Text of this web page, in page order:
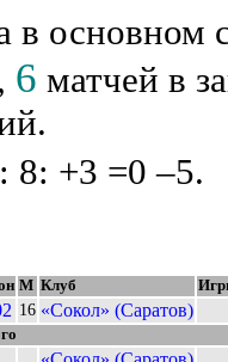
в основном
6 матчей в
8: +3 =0 –5.
М Клуб
16 «Сокол» (Саратов)